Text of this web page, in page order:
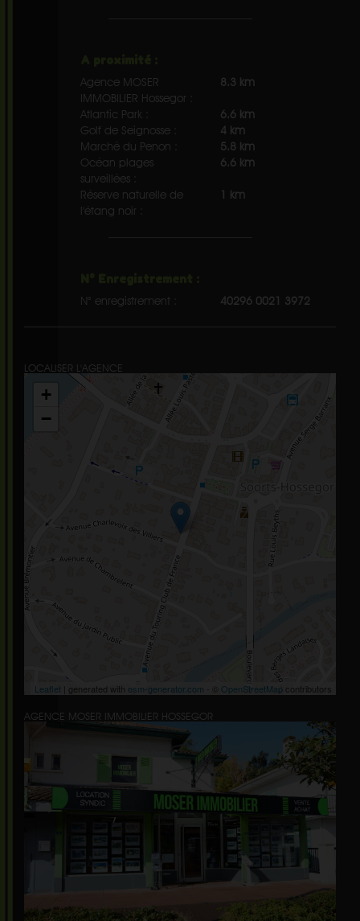
Agence MOSER
IMMOBILIER Hossegor :
8.3 km
Atlantic Park :
6.6 km
Golf de Seignosse :
4 km
Marché du Penon :
5.8 km
Océan plages
surveillées :
6.6 km
Réserve naturelle de
l'étang noir :
1 km
N° enregistrement : 40296 0021 3972
LOCALISER L'AGENCE
+
−
Leaflet | generated with osm-generator.com OpenStreetMap contributors
AGENCE MOSER IMMOBILIER HOSSEGOR